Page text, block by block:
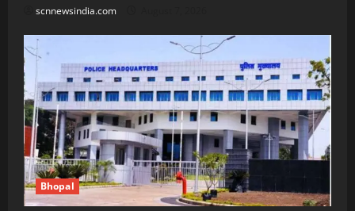
scnnewsindia.com
Bhopal